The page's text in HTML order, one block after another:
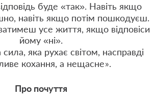
буде «так». Навіть якщо
навіть якщо потім пошкодуєш.
усе життя, якщо відповіси
йому «ні».
яка рухає світом, насправді
кохання, а нещасне».
Про почуття